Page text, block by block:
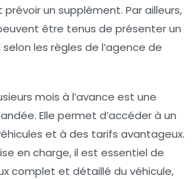
un supplément. Par ailleurs,
être tenus de présenter un
les règles de l’agence de
mois à l’avance est une
Elle permet d’accéder à un
et à des tarifs avantageux.
en charge, il est essentiel de
complet et détaillé du véhicule,